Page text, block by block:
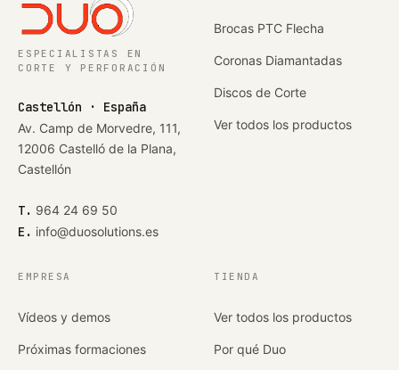
ESPECIALISTAS EN
CORTE Y PERFORACIÓN
Castellón · España
Av. Camp de Morvedre, 111,
12006 Castelló de la Plana,
Castellón
T. 964 24 69 50
E. info@duosolutions.es
Brocas PTC Flecha
Coronas Diamantadas
Discos de Corte
Ver todos los productos
EMPRESA
Vídeos y demos
Próximas formaciones
TIENDA
Ver todos los productos
Por qué Duo